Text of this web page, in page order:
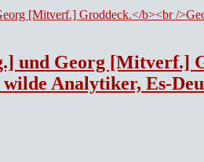
und Georg [Mitverf.]
Analytiker, Es-